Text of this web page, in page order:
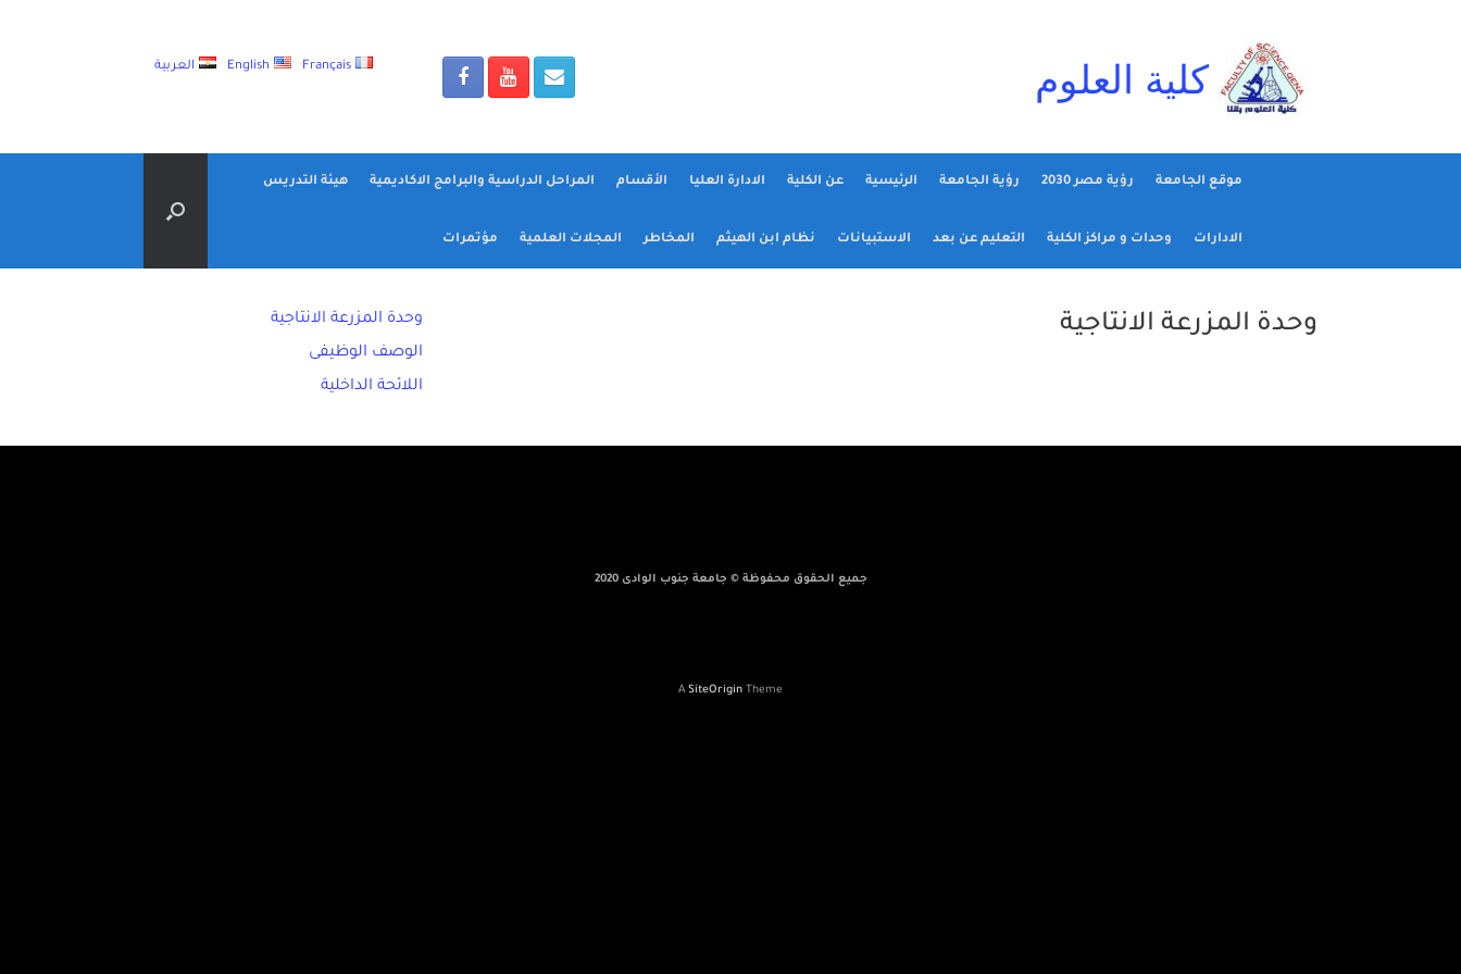
كلية العلوم العربية English Français
موقع الجامعة رؤية مصر 2030 رؤية الجامعة الرئيسية عن الكلية الادارة العليا الأقسام المراحل الدراسية والبرامج الاكاديمية هيئة التدريس
الادارات وحدات و مراكز الكلية التعليم عن بعد الاستبيانات نظام ابن الهيثم المخاطر المجلات العلمية مؤتمرات
وحدة المزرعة الانتاجية
وحدة المزرعة الانتاجية
الوصف الوظيفى
اللائحة الداخلية
جميع الحقوق محفوظة © جامعة جنوب الوادى 2020
A SiteOrigin Theme